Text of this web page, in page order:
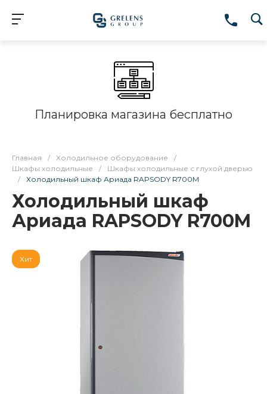
Планировка магазина бесплатно
Главная / Холодильное оборудование
/
Шкафы холодильные
/
Шкафы холодильные с глухой дверью
/
Холодильный шкаф Ариада RAPSODY R700M
Холодильный шкаф
Ариада RAPSODY R700M
Хит